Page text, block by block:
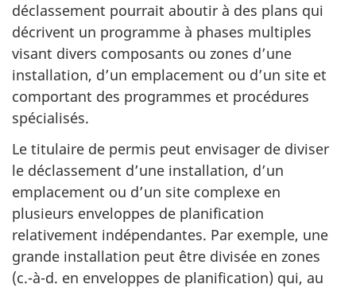
déclassement pourrait aboutir à des plans qui
décrivent un programme à phases multiples
visant divers composants ou zones d’une
installation, d’un emplacement ou d’un site et
comportant des programmes et procédures
spécialisés.
Le titulaire de permis peut envisager de diviser
le déclassement d’une installation, d’un
emplacement ou d’un site complexe en
plusieurs enveloppes de planification
relativement indépendantes. Par exemple, une
grande installation peut être divisée en zones
(c.-à-d. en enveloppes de planification) qui, au